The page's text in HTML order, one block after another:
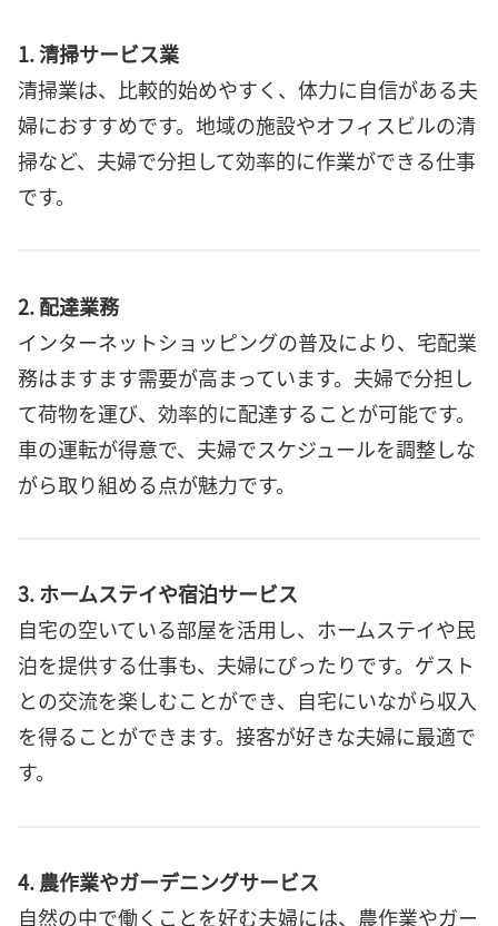
1. 清掃サービス業
清掃業は、比較的始めやすく、体力に自信がある夫
婦におすすめです。地域の施設やオフィスビルの清
掃など、夫婦で分担して効率的に作業ができる仕事
です。
2. 配達業務
インターネットショッピングの普及により、宅配業
務はますます需要が高まっています。夫婦で分担し
て荷物を運び、効率的に配達することが可能です。
車の運転が得意で、夫婦でスケジュールを調整しな
がら取り組める点が魅力です。
3. ホームステイや宿泊サービス
自宅の空いている部屋を活用し、ホームステイや民
泊を提供する仕事も、夫婦にぴったりです。ゲスト
との交流を楽しむことができ、自宅にいながら収入
を得ることができます。接客が好きな夫婦に最適で
す。
4. 農作業やガーデニングサービス
自然の中で働くことを好む夫婦には、農作業やガー